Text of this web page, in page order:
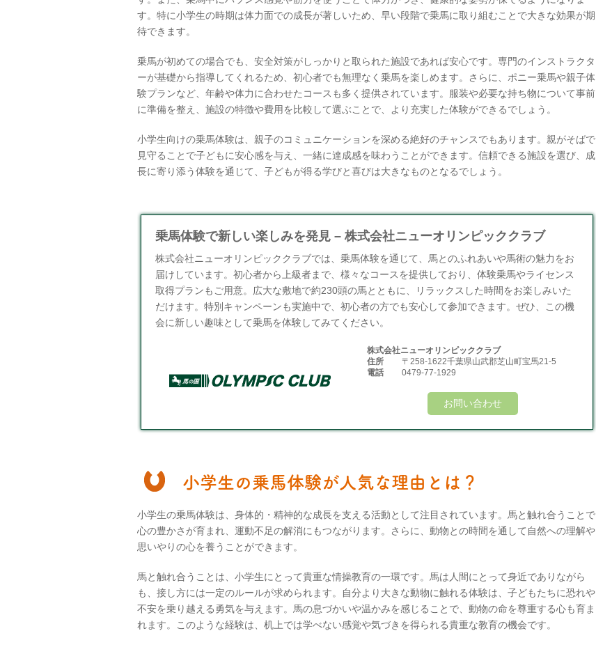
す。特に小学生の時期は体力面での成長が著しいため、早い段階で乗馬に取り組むことで大きな効果が期
待できます。
乗馬が初めての場合でも、安全対策がしっかりと取られた施設であれば安心です。専門のインストラクタ
ーが基礎から指導してくれるため、初心者でも無理なく乗馬を楽しめます。さらに、ポニー乗馬や親子体
験プランなど、年齢や体力に合わせたコースも多く提供されています。服装や必要な持ち物について事前
に準備を整え、施設の特徴や費用を比較して選ぶことで、より充実した体験ができるでしょう。
小学生向けの乗馬体験は、親子のコミュニケーションを深める絶好のチャンスでもあります。親がそばで
見守ることで子どもに安心感を与え、一緒に達成感を味わうことができます。信頼できる施設を選び、成
長に寄り添う体験を通じて、子どもが得る学びと喜びは大きなものとなるでしょう。
乗馬体験で新しい楽しみを発見 – 株式会社ニューオリンピッククラブ
株式会社ニューオリンピッククラブでは、乗馬体験を通じて、馬とのふれあいや馬術の魅力をお
届けしています。初心者から上級者まで、様々なコースを提供しており、体験乗馬やライセンス
取得プランもご用意。広大な敷地で約230頭の馬とともに、リラックスした時間をお楽しみいた
だけます。特別キャンペーンも実施中で、初心者の方でも安心して参加できます。ぜひ、この機
会に新しい趣味として乗馬を体験してみてください。
株式会社ニューオリンピッククラブ
住所
〒258-1622千葉県山武郡芝山町宝馬21-5
電話
0479-77-1929
お問い合わせ
小学生の乗馬体験が人気な理由とは？
小学生の乗馬体験は、身体的・精神的な成長を支える活動として注目されています。馬と触れ合うことで
心の豊かさが育まれ、運動不足の解消にもつながります。さらに、動物との時間を通して自然への理解や
思いやりの心を養うことができます。
馬と触れ合うことは、小学生にとって貴重な情操教育の一環です。馬は人間にとって身近でありながら
も、接し方には一定のルールが求められます。自分より大きな動物に触れる体験は、子どもたちに恐れや
不安を乗り越える勇気を与えます。馬の息づかいや温かみを感じることで、動物の命を尊重する心も育ま
れます。このような経験は、机上では学べない感覚や気づきを得られる貴重な教育の機会です。